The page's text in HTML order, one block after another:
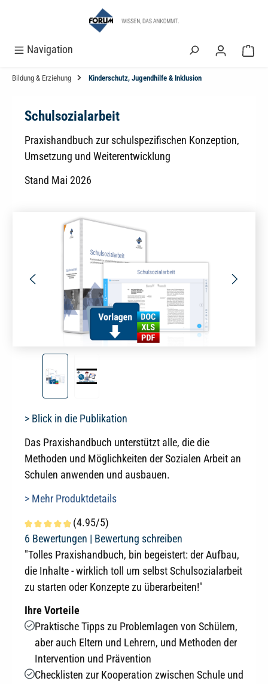
Navigation
Bildung & Erziehung Kinderschutz, Jugendhilfe & Inklusion
Schulsozialarbeit
Praxishandbuch zur schulspezifischen Konzeption,
Umsetzung und Weiterentwicklung
Stand Mai 2026
> Blick in die Publikation
Das Praxishandbuch unterstützt alle, die die
Methoden und Möglichkeiten der Sozialen Arbeit an
Schulen anwenden und ausbauen.
> Mehr Produktdetails
Durchschnittliche Bewertung von 4.9 von 5 Sternen
(4.95/5)
6 Bewertungen | Bewertung schreiben
"Tolles Praxishandbuch, bin begeistert: der Aufbau,
die Inhalte - wirklich toll um selbst Schulsozialarbeit
zu starten oder Konzepte zu überarbeiten!"
Ihre Vorteile
Praktische Tipps zu Problemlagen von Schülern,
aber auch Eltern und Lehrern, und Methoden der
Intervention und Prävention
Checklisten zur Kooperation zwischen Schule und